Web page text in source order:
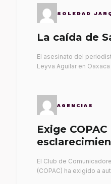
SOLEDAD
La caída de
El asesinato del
Leyva Aguilar en
AGENCIAS
Exige COPAC
El Club de
(COPAC) ha exigido a